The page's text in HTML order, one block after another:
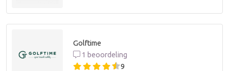
Golftime
1 beoordeling
9